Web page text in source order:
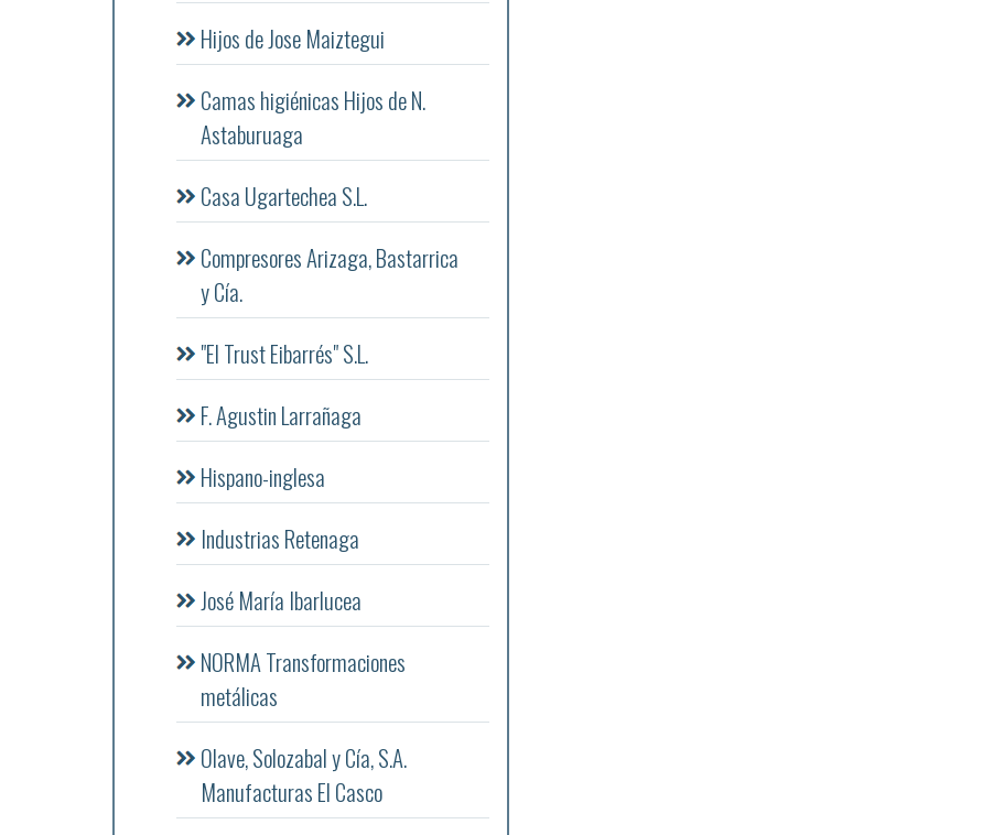
Hijos de Jose Maiztegui
Camas higiénicas Hijos de N.
Astaburuaga
Casa Ugartechea S.L.
Compresores Arizaga, Bastarrica
y Cía.
"El Trust Eibarrés" S.L.
F. Agustin Larrañaga
Hispano-inglesa
Industrias Retenaga
José María Ibarlucea
NORMA Transformaciones
metálicas
Olave, Solozabal y Cía, S.A.
Manufacturas El Casco